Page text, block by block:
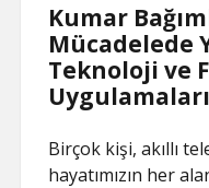
Kumar
Mücadelede
Teknoloji ve
Uygulamaları
Birçok kişi, akıllı
hayatımızın her